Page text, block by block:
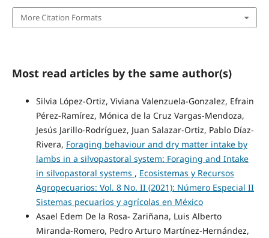
More Citation Formats
Most read articles by the same author(s)
Silvia López-Ortiz, Viviana Valenzuela-Gonzalez, Efrain
Pérez-Ramírez, Mónica de la Cruz Vargas-Mendoza,
Jesús Jarillo-Rodríguez, Juan Salazar-Ortiz, Pablo Díaz-
Rivera, Foraging behaviour and dry matter intake by
lambs in a silvopastoral system: Foraging and Intake
in silvopastoral systems , Ecosistemas y Recursos
Agropecuarios: Vol. 8 No. II (2021): Número Especial II
Sistemas pecuarios y agrícolas en México
Asael Edem De la Rosa- Zariñana, Luis Alberto
Miranda-Romero, Pedro Arturo Martínez-Hernández,